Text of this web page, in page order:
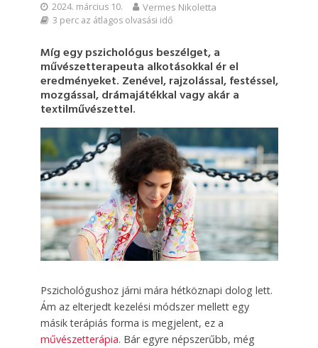
2024. március 10. Vermes Nikoletta
3 perc az átlagos olvasási idő
Míg egy pszichológus beszélget, a
művészetterapeuta alkotásokkal ér el
eredményeket. Zenével, rajzolással, festéssel,
mozgással, drámajátékkal vagy akár a
textilművészettel.
Pszichológushoz járni mára hétköznapi dolog lett.
Ám az elterjedt kezelési módszer mellett egy
másik terápiás forma is megjelent, ez a
művészetterápia. Bár egyre népszerűbb, még